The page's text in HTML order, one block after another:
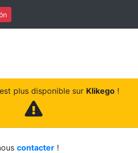
plus disponible sur Klikego!
contacter !